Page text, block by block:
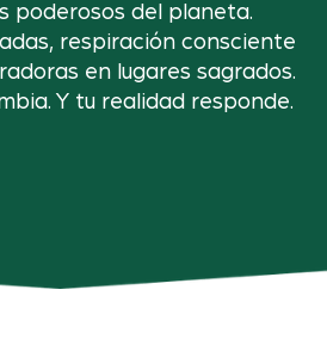
poderosos del planeta.
respiración consciente
en lugares sagrados.
Y tu realidad responde.